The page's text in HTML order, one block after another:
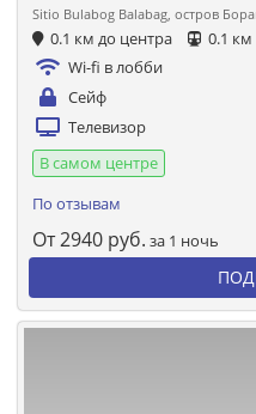
Sitio Bulabog Balabag, остров
0.1 км до центра 0.1 км
Wi-fi в лобби
Сейф
Телевизор
В самом центре
По отзывам
От2940 руб. за 1 ночь